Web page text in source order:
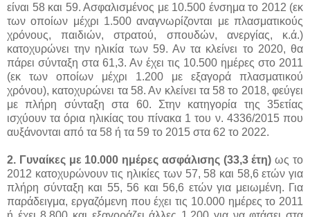
είναι 58 και 59. Ασφαλισμένος με 10.500 ένσημα το 2012 (εκ
των οποίων μέχρι 1.500 αναγνωρίζονται με πλασματικούς
χρόνους, παιδιών, στρατού, σπουδών, ανεργίας, κ.ά.)
κατοχυρώνει την ηλικία των 59. Αν τα κλείνει το 2020, θα
πάρει σύνταξη στα 61,3. Αν έχει τις 10.500 ημέρες στο 2011
(εκ των οποίων μέχρι 1.200 με εξαγορά πλασματικού
χρόνου), κατοχυρώνει τα 58. Αν κλείνει τα 58 το 2018, φεύγει
με πλήρη σύνταξη στα 60. Στην κατηγορία της 35ετίας
ισχύουν τα όρια ηλικίας του πίνακα 1 του ν. 4336/2015 που
αυξάνονται από τα 58 ή τα 59 το 2015 στα 62 το 2022.
2. Γυναίκες με 10.000 ημέρες ασφάλισης (33,3 έτη) ως το
2012 κατοχυρώνουν τις ηλικίες των 57, 58 και 58,6 ετών για
πλήρη σύνταξη και 55, 56 και 56,6 ετών για μειωμένη. Για
παράδειγμα, εργαζόμενη που έχει τις 10.000 ημέρες το 2011